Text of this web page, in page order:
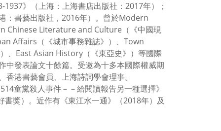
》（上海：上海書店出版社：2017年）；
：書藝出版社，2016年）。曾於Modern
Chinese Literature and Culture（《中國現
Affairs（《城市事務雜誌》）、Town
、East Asian History（《東亞史》）等國際
中發表論文十餘篇。受邀為十多本國際權威期
港書藝會員、上海詩詞學會理事。
童黨殺人事件－－給閱讀報告另一種選擇》
書獎）。近作有《東江水一通》（2018年）及